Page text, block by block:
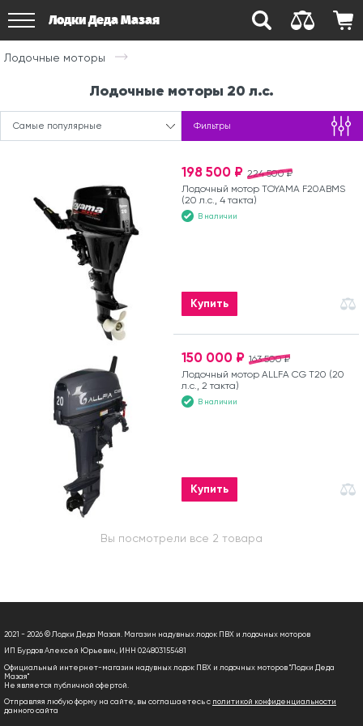
Лодки Деда Мазая
Лодочные моторы
Лодочные моторы 20 л.с.
Самые популярные Фильтры
224 500 ₽
198 500 ₽
Лодочный мотор TOYAMA F20ABMS
(20 л.с., 4 такта)
В наличии
Купить
163 500 ₽
150 000 ₽
Лодочный мотор ALLFA CG T20 (20
л.с., 2 такта)
В наличии
Купить
Вы посмотрели все 2 товара
2021 - 2026 © Лодки Деда Мазая. Магазин надувных лодок ПВХ и лодочных моторов
ИП Бурдов Алексей Юрьевич, ИНН 024803155481
Официальный интернет-магазин надувных лодок ПВХ и лодочных моторов "Лодки Деда
Мазая"
Не является публичной офертой.
Отправляя любую форму на сайте, вы соглашаетесь с политикой конфиденциальности
данного сайта